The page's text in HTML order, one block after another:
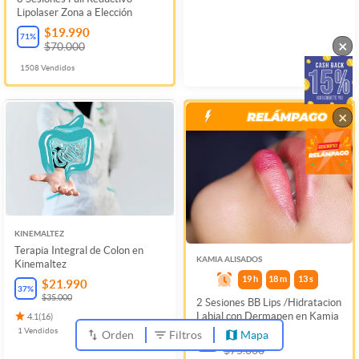
Lipolaser Zona a Elección
71% $19.990
$70.000
1508Vendidos
KINEMALTEZ
Terapia Integral de Colon en
Kinemaltez
37% $21.990
$35.000
4.1(16)
1 Vendidos
KAMIA ALISADOS
19 h 18m 13s
2 Sesiones BB Lips /Hidratacion
Labial con Dermapen en Kamia
60 $29.990
$75.000
Orden Filtros Mapa
×
×